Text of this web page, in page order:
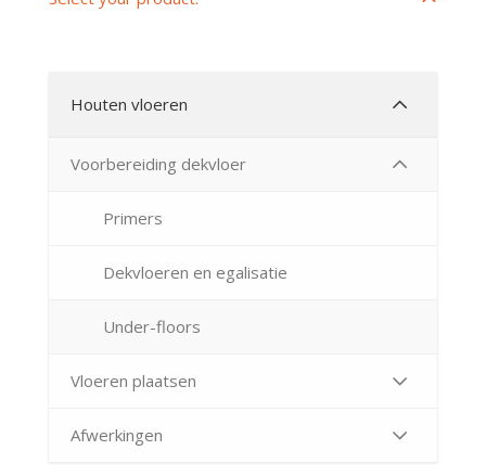
Houten vloeren
Voorbereiding dekvloer
Primers
Dekvloeren en egalisatie
Under-floors
Vloeren plaatsen
Afwerkingen